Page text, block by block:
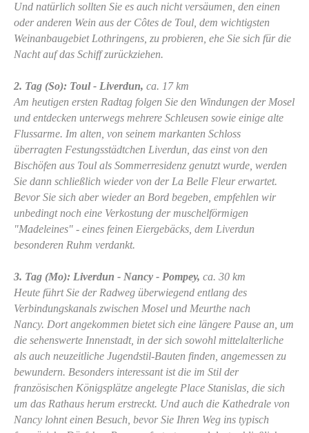
Und natürlich sollten Sie es auch nicht versäumen, den einen
oder anderen Wein aus der Côtes de Toul, dem wichtigsten
Weinanbaugebiet Lothringens, zu probieren, ehe Sie sich für die
Nacht auf das Schiff zurückziehen.
2. Tag (So): Toul - Liverdun, ca. 17 km
Am heutigen ersten Radtag folgen Sie den Windungen der Mosel
und entdecken unterwegs mehrere Schleusen sowie einige alte
Flussarme. Im alten, von seinem markanten Schloss
überragten Festungsstädtchen Liverdun, das einst von den
Bischöfen aus Toul als Sommerresidenz genutzt wurde, werden
Sie dann schließlich wieder von der La Belle Fleur erwartet.
Bevor Sie sich aber wieder an Bord begeben, empfehlen wir
unbedingt noch eine Verkostung der muschelförmigen
"Madeleines" - eines feinen Eiergebäcks, dem Liverdun
besonderen Ruhm verdankt.
3. Tag (Mo): Liverdun - Nancy - Pompey, ca. 30 km
Heute führt Sie der Radweg überwiegend entlang des
Verbindungskanals zwischen Mosel und Meurthe nach
Nancy. Dort angekommen bietet sich eine längere Pause an, um
die sehenswerte Innenstadt, in der sich sowohl mittelalterliche
als auch neuzeitliche Jugendstil-Bauten finden, angemessen zu
bewundern. Besonders interessant ist die im Stil der
französischen Königsplätze angelegte Place Stanislas, die sich
um das Rathaus herum erstreckt. Und auch die Kathedrale von
Nancy lohnt einen Besuch, bevor Sie Ihren Weg ins typisch